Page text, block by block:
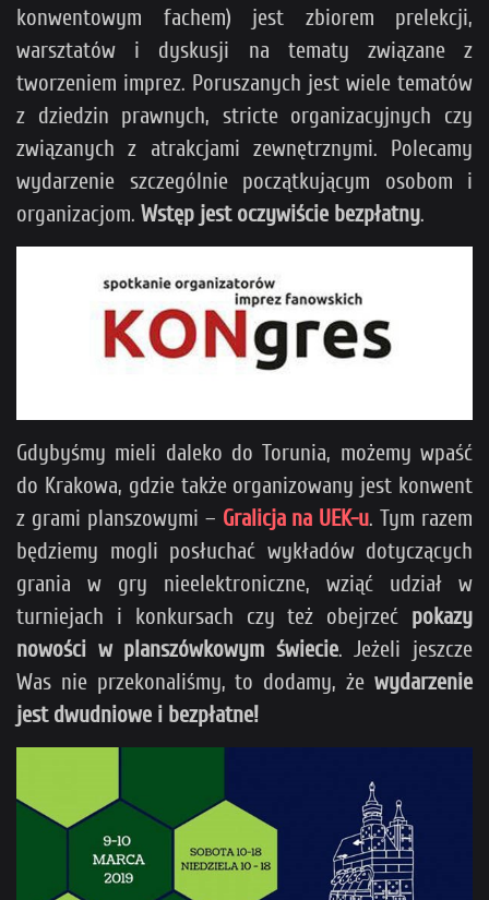
konwentowym fachem) jest zbiorem prelekcji,
warsztatów i dyskusji na tematy związane z
tworzeniem imprez. Poruszanych jest wiele tematów
z dziedzin prawnych, stricte organizacyjnych czy
związanych z atrakcjami zewnętrznymi. Polecamy
wydarzenie szczególnie początkującym osobom i
organizacjom. Wstęp jest oczywiście bezpłatny.
Gdybyśmy mieli daleko do Torunia, możemy wpaść
do Krakowa, gdzie także organizowany jest konwent
z grami planszowymi – Gralicja na UEK-u. Tym razem
będziemy mogli posłuchać wykładów dotyczących
grania w gry nieelektroniczne, wziąć udział w
turniejach i konkursach czy też obejrzeć pokazy
nowości w planszówkowym świecie. Jeżeli jeszcze
Was nie przekonaliśmy, to dodamy, że wydarzenie
jest dwudniowe i bezpłatne!